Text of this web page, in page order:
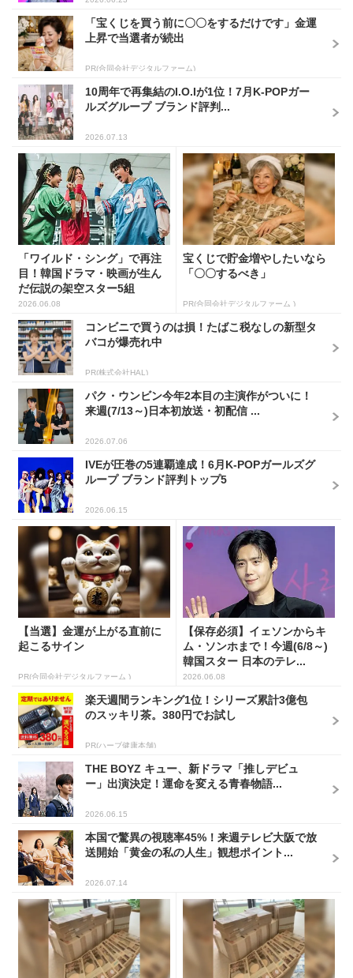
「宝くじを買う前に〇〇をするだけです」金運
上昇で当選者が続出
PR(合同会社デジタルファーム)
10周年で再集結のI.O.Iが1位！7月K-POPガー
ルズグループ ブランド評判...
2026.07.13
「ワイルド・シング」で再注
目！韓国ドラマ・映画が生ん
だ伝説の架空スター5組
2026.06.08
宝くじで貯金増やしたいなら
「〇〇するべき」
PR(合同会社デジタルファーム )
コンビニで買うのは損！たばこ税なしの新型タ
バコが爆売れ中
PR(株式会社HAL)
パク・ウンビン今年2本目の主演作がついに！
来週(7/13～)日本初放送・初配信 ...
2026.07.06
IVEが圧巻の5連覇達成！6月K-POPガールズグ
ループ ブランド評判トップ5
2026.06.15
【当選】金運が上がる直前に
起こるサイン
PR(合同会社デジタルファーム )
【保存必須】イェソンからキ
ム・ソンホまで！今週(6/8～)
韓国スター 日本のテレ...
2026.06.08
楽天週間ランキング1位！シリーズ累計3億包
のスッキリ茶。380円でお試し
PR(ハーブ健康本舗)
THE BOYZ キュー、新ドラマ「推しデビュ
ー」出演決定！運命を変える青春物語...
2026.06.15
本国で驚異の視聴率45%！来週テレビ大阪で放
送開始「黄金の私の人生」観想ポイント...
2026.07.14